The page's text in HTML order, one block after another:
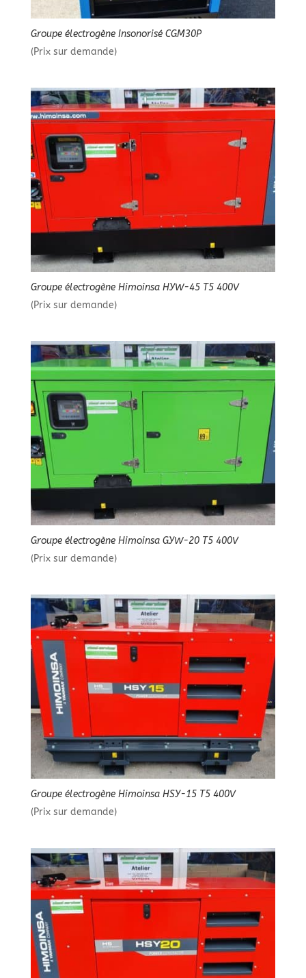
Groupe électrogène Insonorisé CGM30P
(Prix sur demande)
Groupe électrogène Himoinsa HYW-45 T5 400V
(Prix sur demande)
Groupe électrogène Himoinsa GYW-20 T5 400V
(Prix sur demande)
Groupe électrogène Himoinsa HSY-15 T5 400V
(Prix sur demande)